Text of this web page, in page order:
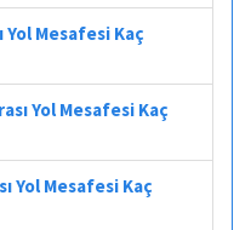
Mesafesi Kaç
Yol Mesafesi Kaç
Yol Mesafesi Kaç